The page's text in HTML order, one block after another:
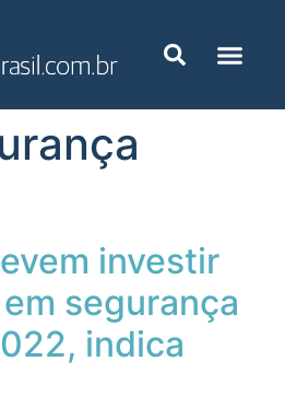
investir
segurança
indica